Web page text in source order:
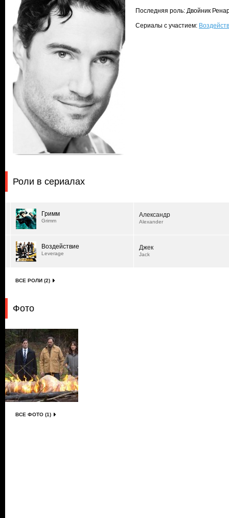
Последняя роль: Двойник
Сериалы с участием:
Роли в сериалах
Гримм
Grimm
Александр
Alexander
Воздействие
Leverage
Джек
Jack
ВСЕ РОЛИ (2)
Фото
ВСЕ ФОТО (1)